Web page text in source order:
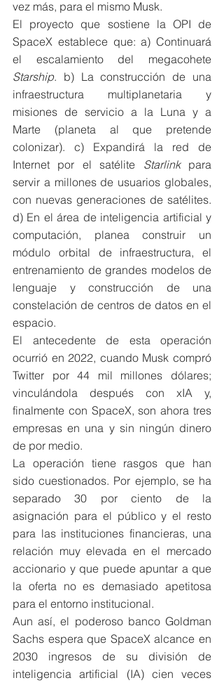
vez más, para el mismo Musk.
El proyecto que sostiene la OPI de
SpaceX establece que: a) Continuará
Starship. b) La construcción de una
infraestructura multiplanetaria y
misiones de servicio a la Luna y a
Marte (planeta al que pretende
colonizar). c) Expandirá la red de
Internet por el satélite Starlink para
servir a millones de usuarios globales,
con nuevas generaciones de satélites.
d) En el área de inteligencia artificial y
computación, planea construir un
módulo orbital de infraestructura, el
entrenamiento de grandes modelos de
lenguaje y construcción de una
constelación de centros de datos en el
espacio.
El antecedente de esta operación
ocurrió en 2022, cuando Musk compró
Twitter por 44 mil millones dólares;
vinculándola después con xIA y,
finalmente con SpaceX, son ahora tres
empresas en una y sin ningún dinero
de por medio.
La operación tiene rasgos que han
sido cuestionados. Por ejemplo, se ha
separado 30 por ciento de la
asignación para el público y el resto
para las instituciones financieras, una
relación muy elevada en el mercado
accionario y que puede apuntar a que
la oferta no es demasiado apetitosa
para el entorno institucional.
Aun así, el poderoso banco Goldman
Sachs espera que SpaceX alcance en
2030 ingresos de su división de
inteligencia artificial (IA) cien veces